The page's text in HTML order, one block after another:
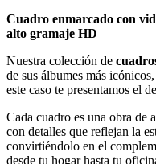
Cuadro enmarcado con
alto gramaje HD
Nuestra colección de
de sus álbumes más
este caso te presentamos el
Cada cuadro es una obra de
con detalles que reflejan la
convirtiéndolo en el
desde tu hogar hasta tu